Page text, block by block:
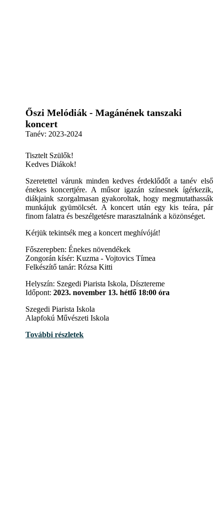
Őszi Melódiák - Magánének tanszaki
koncert
Tanév: 2023-2024
Tisztelt Szülők!
Kedves Diákok!
Szeretettel várunk minden kedves érdeklődőt a tanév első
énekes koncertjére. A műsor igazán színesnek ígérkezik,
diákjaink szorgalmasan gyakoroltak, hogy megmutathassák
munkájuk gyümölcsét. A koncert után egy kis teára, pár
finom falatra és beszélgetésre marasztalnánk a közönséget.
Kérjük tekintsék meg a koncert meghívóját!
Főszerepben: Énekes növendékek
Zongorán kísér: Kuzma - Vojtovics Tímea
Felkészítő tanár: Rózsa Kitti
Helyszín: Szegedi Piarista Iskola, Dísztereme
Időpont:2023. november 13. hétfő 18:00 óra
Szegedi Piarista Iskola
Alapfokú Művészeti Iskola
További részletek